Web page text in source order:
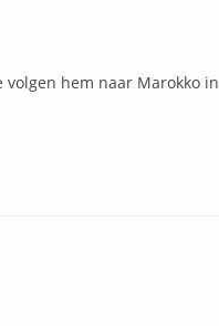
hem naar Marokko in